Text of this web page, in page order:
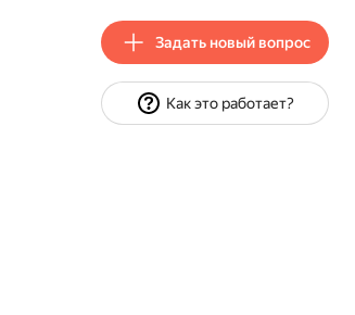
Задать новый вопрос
Как это работает?